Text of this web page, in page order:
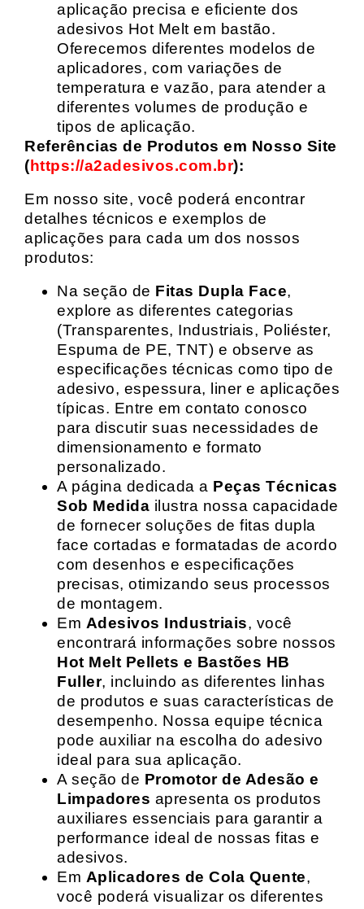
aplicação precisa e eficiente dos
adesivos Hot Melt em bastão.
Oferecemos diferentes modelos de
aplicadores, com variações de
temperatura e vazão, para atender a
diferentes volumes de produção e
tipos de aplicação.
Referências de Produtos em Nosso Site
(https://a2adesivos.com.br):
Em nosso site, você poderá encontrar
detalhes técnicos e exemplos de
aplicações para cada um dos nossos
produtos:
Na seção de Fitas Dupla Face,
explore as diferentes categorias
(Transparentes, Industriais, Poliéster,
Espuma de PE, TNT) e observe as
especificações técnicas como tipo de
adesivo, espessura, liner e aplicações
típicas. Entre em contato conosco
para discutir suas necessidades de
dimensionamento e formato
personalizado.
A página dedicada a Peças Técnicas
Sob Medida ilustra nossa capacidade
de fornecer soluções de fitas dupla
face cortadas e formatadas de acordo
com desenhos e especificações
precisas, otimizando seus processos
de montagem.
Em Adesivos Industriais, você
encontrará informações sobre nossos
Hot Melt Pellets e Bastões HB
Fuller, incluindo as diferentes linhas
de produtos e suas características de
desempenho. Nossa equipe técnica
pode auxiliar na escolha do adesivo
ideal para sua aplicação.
A seção de Promotor de Adesão e
Limpadores apresenta os produtos
auxiliares essenciais para garantir a
performance ideal de nossas fitas e
adesivos.
Em Aplicadores de Cola Quente,
você poderá visualizar os diferentes